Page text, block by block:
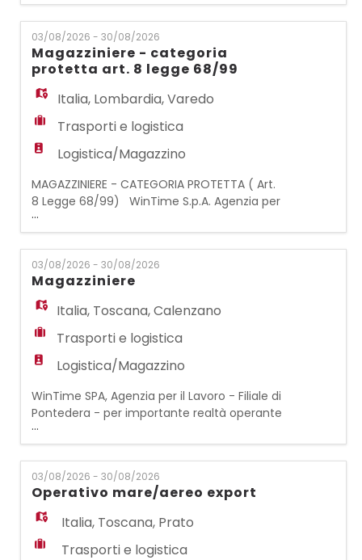
territorio di Bologna, un: MAGAZZINIERE
CARRELLISTA La risorsa è disponibile
nell'immediato al lavoro full time dal lunedì
al venerdì. E' richiesto il patentino del
muletto ed esperienza pregressa
nell'utilizzo. Si offre in
03/08/2026 - 30/08/2026
Magazziniere - categoria
protetta art. 8 legge 68/99
Italia, Lombardia,Varedo
Trasporti e logistica
Logistica/Magazzino
MAGAZZINIERE - CATEGORIA PROTETTA ( Art.
8 Legge 68/99) WinTime S.p.A. Agenzia per
il Lavoro - Filiale di Busto Arsizio (Va) -
seleziona per azienda cliente, operante nel
settore automotive, un magazziniere cat.
protetta ( Art. 8 Legge 68/99) LA RISORSA
SI OCCUPERA' DI - Preparazioni ordini -
Imballaggio e confezionamento -
Conteggio de
...
03/08/2026 - 30/08/2026
Magazziniere
Italia, Toscana,Calenzano
Trasporti e logistica
Logistica/Magazzino
WinTime SPA, Agenzia per il Lavoro - Filiale di
Pontedera - per importante realtà operante
nel settore logistico ricerca n.1
MAGAZZINIERE Requisiti: - Gradita esperienza
nel settore - Buona resistenza fisica e
capacità di lavorare in squadra - Serietà,
puntualità e affidabilità Principali mansioni:
- Movimentazione merce in entrata e
uscita
...
03/08/2026 - 30/08/2026
Operativo mare/aereo export
Italia, Toscana, Prato
Trasporti e logistica